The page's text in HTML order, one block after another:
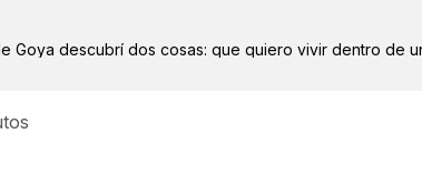
Goya descubrí dos cosas: que quiero vivir dentro de